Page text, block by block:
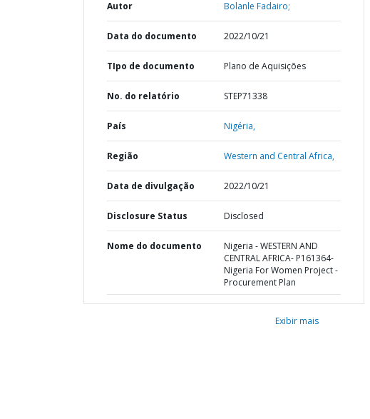
Autor Bolanle Fadairo;
Data do documento 2022/10/21
TIpo de documento Plano de Aquisições
No. do relatório STEP71338
País Nigéria,
Região Western and Central Africa,
Data de divulgação 2022/10/21
Disclosure Status Disclosed
Nome do documento
Nigeria - WESTERN AND
CENTRAL AFRICA- P161364-
Nigeria For Women Project -
Procurement Plan
Exibir mais